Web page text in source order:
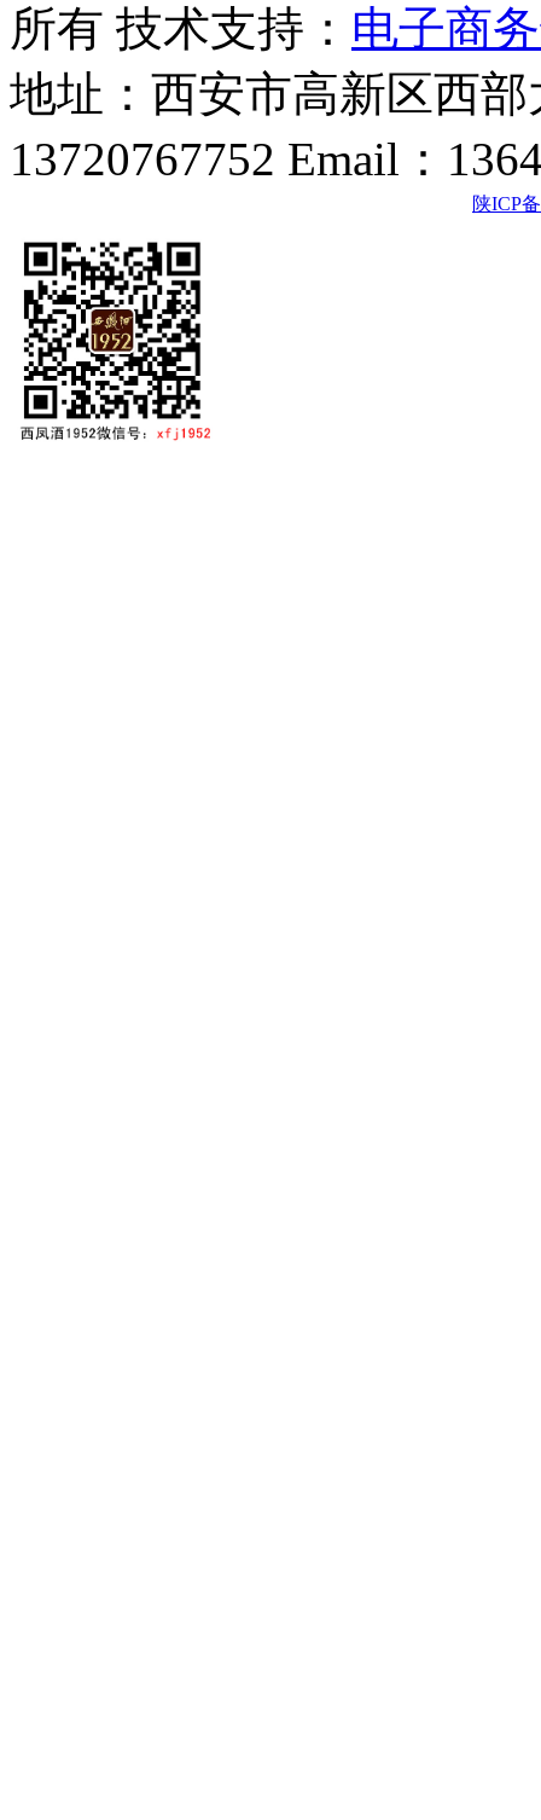
所有 技术支持： 电子商
地址：西安市高新区西
13720767752 Email：
陕ICP